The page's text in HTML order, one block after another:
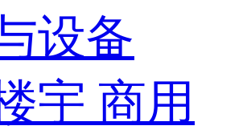
设备
宇 商用